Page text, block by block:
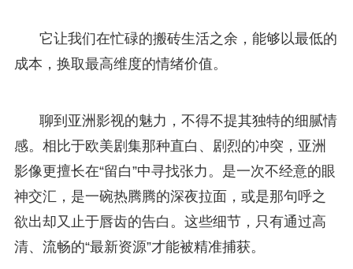
它让我们在忙碌的搬砖生活之余，能够以最低的
成本，换取最高维度的情绪价值。
聊到亚洲影视的魅力，不得不提其独特的细腻情
感。相比于欧美剧集那种直白、剧烈的冲突，亚洲
影像更擅长在“留白”中寻找张力。是一次不经意的眼
神交汇，是一碗热腾腾的深夜拉面，或是那句呼之
欲出却又止于唇齿的告白。这些细节，只有通过高
清、流畅的“最新资源”才能被精准捕获。